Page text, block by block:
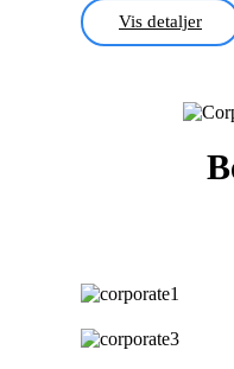
Vis detaljer